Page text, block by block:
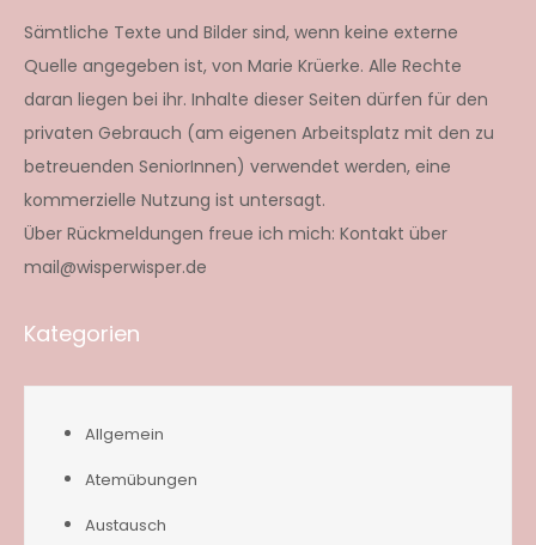
Sämtliche Texte und Bilder sind, wenn keine externe
Quelle angegeben ist, von Marie Krüerke. Alle Rechte
daran liegen bei ihr. Inhalte dieser Seiten dürfen für den
privaten Gebrauch (am eigenen Arbeitsplatz mit den zu
betreuenden SeniorInnen) verwendet werden, eine
kommerzielle Nutzung ist untersagt.
Über Rückmeldungen freue ich mich: Kontakt über
mail@wisperwisper.de
Kategorien
Allgemein
Atemübungen
Austausch